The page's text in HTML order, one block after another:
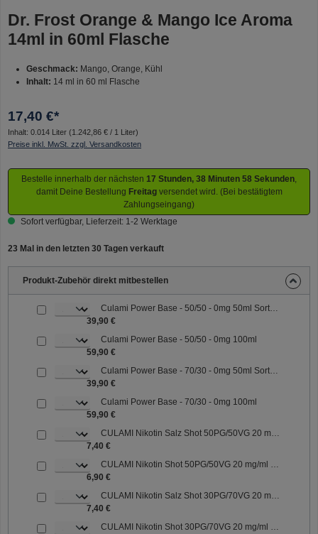
Dr. Frost Orange & Mango Ice Aroma
14ml in 60ml Flasche
Geschmack: Mango, Orange, Kühl
Inhalt: 14 ml in 60 ml Flasche
17,40 €*
Inhalt: 0.014 Liter (1.242,86 € / 1 Liter)
Preise inkl. MwSt. zzgl. Versandkosten
Bestelle innerhalb der nächsten 17 Stunden, 38 Minuten 58 Sekunden,
damit Deine Bestellung Freitag versendet wird. (Bei bestätigtem
Zahlungseingang)
Sofort verfügbar, Lieferzeit: 1-2 Werktage
23 Mal in den letzten 30 Tagen verkauft
Produkt-Zubehör direkt mitbestellen
Culami Power Base - 50/50 - 0mg 50ml Sorte: 50/50
39,90 €
Culami Power Base - 50/50 - 0mg 100ml
59,90 €
Culami Power Base - 70/30 - 0mg 50ml Sorte: 70/30
39,90 €
Culami Power Base - 70/30 - 0mg 100ml
59,90 €
CULAMI Nikotin Salz Shot 50PG/50VG 20 mg/ml Sorte: 50PG/50VG
7,40 €
CULAMI Nikotin Shot 50PG/50VG 20 mg/ml Sorte: 50PG/50VG
6,90 €
CULAMI Nikotin Salz Shot 30PG/70VG 20 mg/ml Sorte: 30PG/70VG
7,40 €
CULAMI Nikotin Shot 30PG/70VG 20 mg/ml Sorte: 30PG/70VG